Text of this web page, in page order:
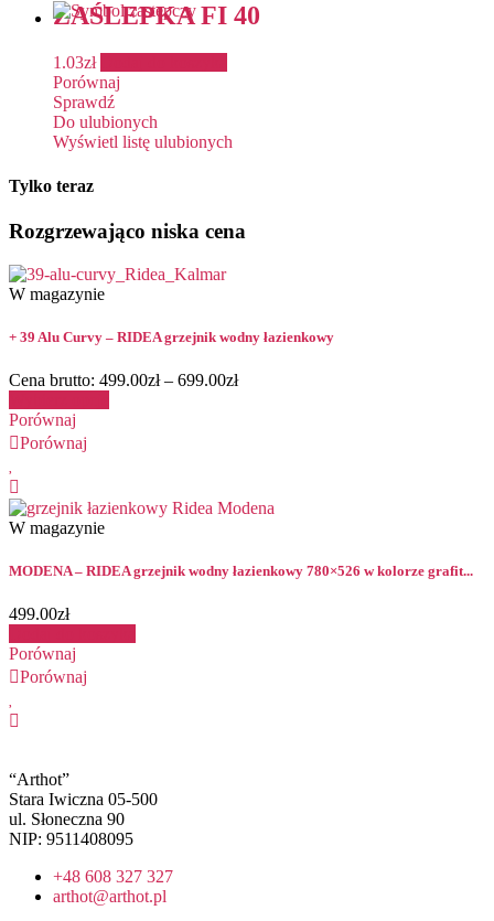
ZAŚLEPKA FI 40
1.03zł
Porównaj
Sprawdź
Do ulubionych
Wyświetl listę ulubionych
Tylko teraz
Rozgrzewająco niska cena
W magazynie
+ 39 Alu Curvy – RIDEA grzejnik wodny łazienkowy
Cena brutto: 499.00zł– 699.00zł
Porównaj
Porównaj
W magazynie
MODENA – RIDEA grzejnik wodny łazienkowy 780×526 w kolorze grafit...
499.00zł
Porównaj
Porównaj
“Arthot”
Stara Iwiczna 05-500
ul. Słoneczna 90
NIP: 9511408095
+48 608 327 327
arthot@arthot.pl